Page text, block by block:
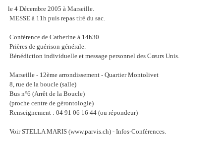
le 4 Décembre 2005 à Marseille.
MESSE à 11h puis repas tiré du sac.
Conférence de Catherine à 14h30
Prières de guérison générale.
Bénédiction individuelle et message personnel des Cœurs Unis.
Marseille - 12ème arrondissement - Quartier Montolivet
8, rue de la boucle (salle)
Bus n°6 (Arrêt de la Boucle)
(proche centre de gérontologie)
Renseignement : 04 91 06 16 44 (ou répondeur)
Voir STELLA MARIS (www.parvis.ch) - Infos-Conférences.